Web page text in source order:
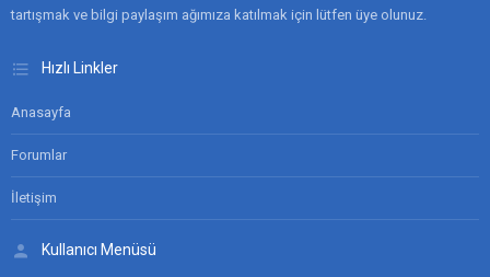
tartışmak ve bilgi paylaşım ağımıza katılmak için lütfen üye olunuz.
Hızlı Linkler
Anasayfa
Forumlar
İletişim
Kullanıcı Menüsü